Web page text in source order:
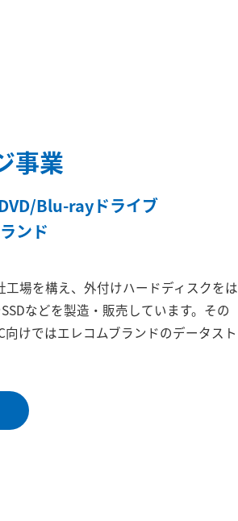
事業
Blu-rayドライブ
ンド
場を構え、外付けハードディスクをは
などを製造・販売しています。その
けではエレコムブランドのデータスト